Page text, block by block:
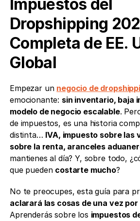
Impuestos del
Dropshipping
Completa de EE.
Global
Empezar un negocio de
emocionante: sin inventario, baja
modelo de negocio escalable.
de impuestos, es una historia
distinta… IVA, impuesto sobre las
sobre la renta, aranceles
mantienes al día? Y, sobre todo,
que pueden costarte mucho?
aclarará las cosas de una vez
Aprenderás sobre los impuestos